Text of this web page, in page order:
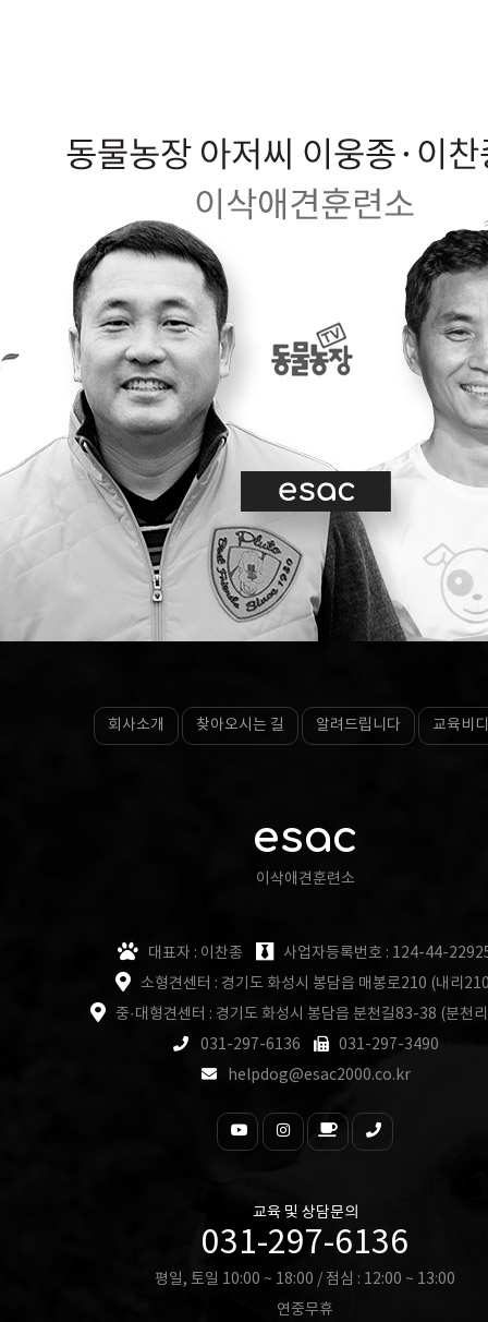
회사소개 찾아오시는 길 알려드립니다 교육비
esac
이삭애견훈련소
대표자 : 이찬종
사업자등록번호 : 124-44-
소형견센터 : 경기도 화성시 봉담읍 매봉로210 (내리
중·대형견센터 : 경기도 화성시 봉담읍 분천길83-38 (분천
031-297-6136
031-297-3490
helpdog@esac2000.co.kr
교육 및 상담문의
031-297-6136
평일, 토일 10:00 ~ 18:00 / 점심 : 12:00 ~ 13:00
연중무휴